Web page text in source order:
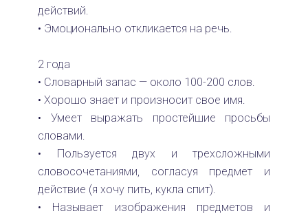
действий.
• Эмоционально откликается на речь.
2 года
• Словарный запас — около 100-200 слов.
• Хорошо знает и произносит свое имя.
• Умеет выражать простейшие просьбы
словами.
• Пользуется двух и трехсложными
словосочетаниями, согласуя предмет и
действие (я хочу пить, кукла спит).
• Называет изображения предметов и